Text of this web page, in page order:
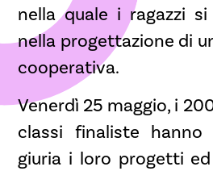
nella quale i ragazzi
nella progettazione di
cooperativa.
Venerdì 25 maggio, i
classi finaliste hanno
giuria i loro progetti